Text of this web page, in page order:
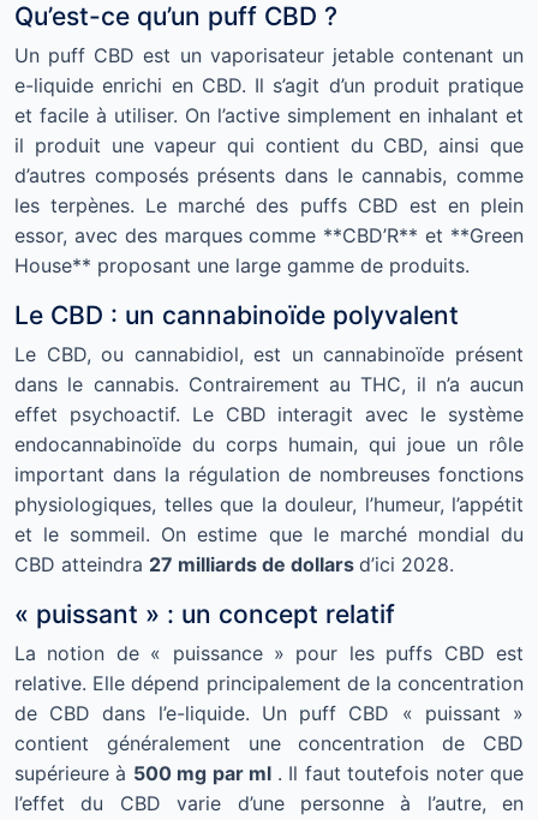
Qu’est-ce qu’un puff CBD ?
Un puff CBD est un vaporisateur jetable contenant un
e-liquide enrichi en CBD. Il s’agit d’un produit pratique
et facile à utiliser. On l’active simplement en inhalant et
il produit une vapeur qui contient du CBD, ainsi que
d’autres composés présents dans le cannabis, comme
les terpènes. Le marché des puffs CBD est en plein
essor, avec des marques comme **CBD’R** et **Green
House** proposant une large gamme de produits.
Le CBD : un cannabinoïde polyvalent
Le CBD, ou cannabidiol, est un cannabinoïde présent
dans le cannabis. Contrairement au THC, il n’a aucun
effet psychoactif. Le CBD interagit avec le système
endocannabinoïde du corps humain, qui joue un rôle
important dans la régulation de nombreuses fonctions
physiologiques, telles que la douleur, l’humeur, l’appétit
et le sommeil. On estime que le marché mondial du
CBD atteindra 27 milliards de dollars d’ici 2028.
« puissant » : un concept relatif
La notion de « puissance » pour les puffs CBD est
relative. Elle dépend principalement de la concentration
de CBD dans l’e-liquide. Un puff CBD « puissant »
contient généralement une concentration de CBD
supérieure à 500 mg par ml . Il faut toutefois noter que
l’effet du CBD varie d’une personne à l’autre, en